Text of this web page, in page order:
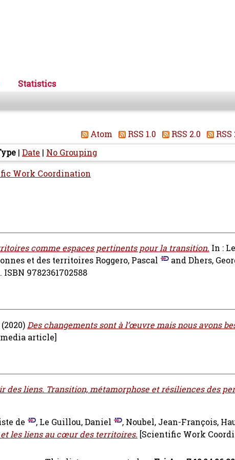
Statistics
Atom RSS 1.0 RSS 2.0
RSS
| Date | No Grouping
Work Coordination
comme espaces pertinents pour la transition. In :
et des territoires Roggero, Pascal andDhers,
9782361702588
(2020)Des changements sont à l’œuvre mais nous avons
article]
des liens. Transition, métamorphose et résiliences des
de , Le Guillou, Daniel , Noubel, Jean-François,
les liens au cœur des territoires. [Scientific Work